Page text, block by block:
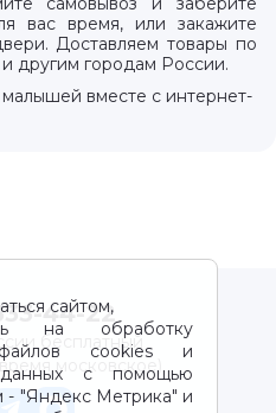
вас время, или закажите
Доставляем товары по
другим городам России.
вместе с интернет-
сайтом,
на обработку
файлов cookies и
данных с помощью
- "Яндекс Метрика" и
44-22
бесплатный
московское)